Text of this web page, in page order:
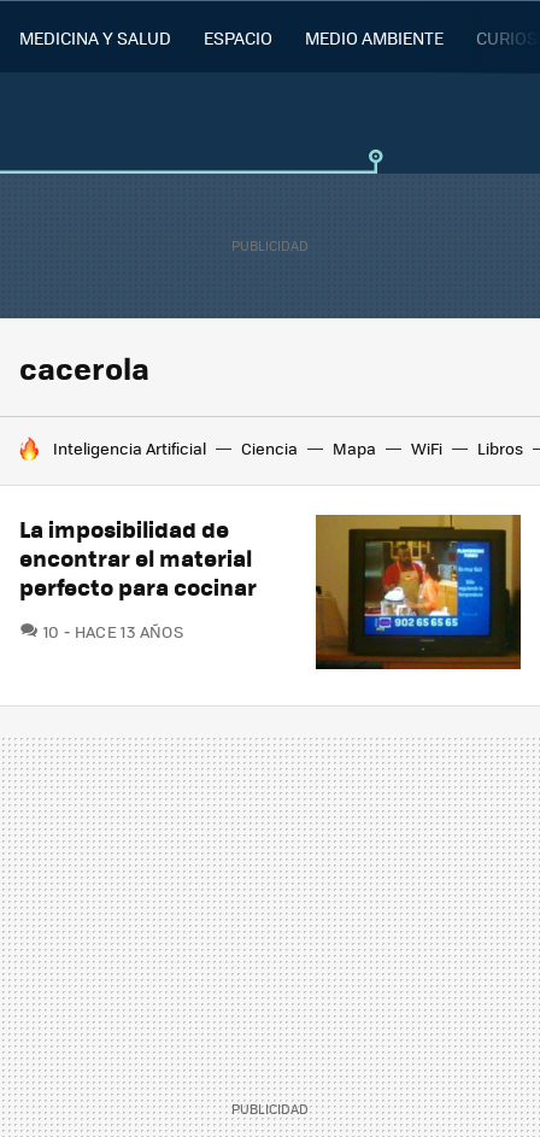
MEDICINA Y SALUD ESPACIO MEDIO AMBIENTE
cacerola
HOY SE HABLA DE
Inteligencia Artificial Ciencia Mapa WiFi Libros
La imposibilidad de
encontrar el material
perfecto para cocinar
10 COMENTARIOS
HACE 13 AÑOS